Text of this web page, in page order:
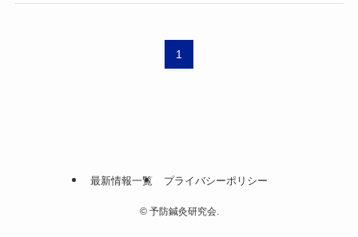
1
最新情報一覧 プライバシーポリシー
©予防鍼灸研究会.